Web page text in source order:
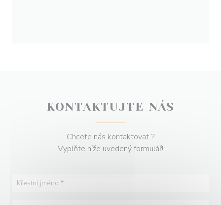
KONTAKTUJTE NÁS
Chcete nás kontaktovat ?
Vyplňte níže uvedený formulář!